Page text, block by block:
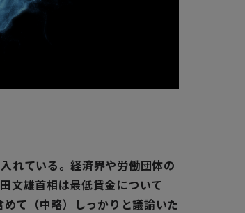
れている。経済界や労働団体の
文雄首相は最低賃金について
て（中略）しっかりと議論いた